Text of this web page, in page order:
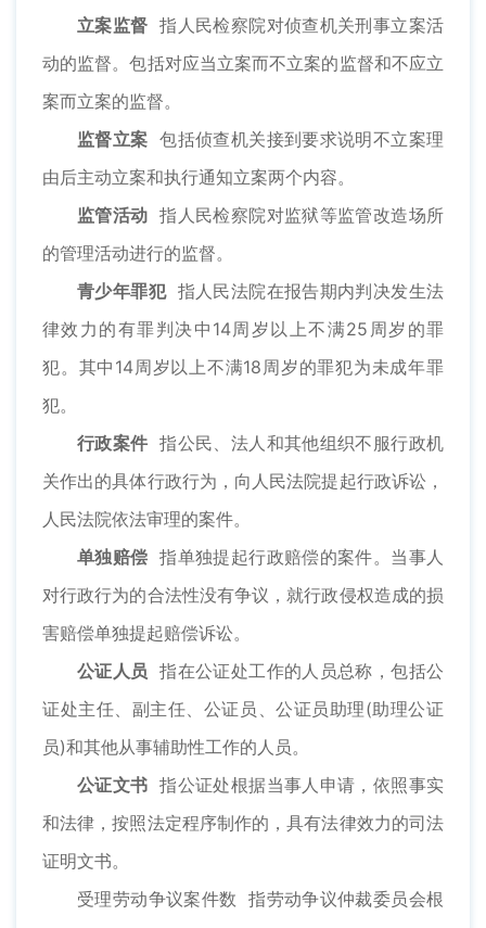
立案监督 指人民检察院对侦查机关刑事立案活
动的监督。包括对应当立案而不立案的监督和不应立
案而立案的监督。
监督立案 包括侦查机关接到要求说明不立案理
由后主动立案和执行通知立案两个内容。
监管活动 指人民检察院对监狱等监管改造场所
的管理活动进行的监督。
青少年罪犯指人民法院在报告期内判决发生法
律效力的有罪判决中14周岁以上不满25周岁的罪
犯。其中14周岁以上不满18周岁的罪犯为未成年罪
犯。
行政案件 指公民、法人和其他组织不服行政机
关作出的具体行政行为，向人民法院提起行政诉讼，
人民法院依法审理的案件。
单独赔偿 指单独提起行政赔偿的案件。当事人
对行政行为的合法性没有争议，就行政侵权造成的损
害赔偿单独提起赔偿诉讼。
公证人员 指在公证处工作的人员总称，包括公
证处主任、副主任、公证员、公证员助理(助理公证
员)和其他从事辅助性工作的人员。
公证文书 指公证处根据当事人申请，依照事实
和法律，按照法定程序制作的，具有法律效力的司法
证明文书。
受理劳动争议案件数 指劳动争议仲裁委员会根